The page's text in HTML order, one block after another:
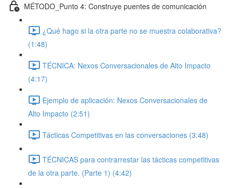
MÉTODO_Punto 4: Construye puentes de comunicación
¿Qué hago si la otra parte no se muestra colaborativa?
(1:48)
TÉCNICA: Nexos Conversacionales de Alto Impacto
(4:17)
Ejemplo de aplicación: Nexos Conversacionales de
Alto Impacto (2:51)
Tácticas Competitivas en las conversaciones (3:48)
TÉCNICAS para contrarrestar las tácticas competitivas
de la otra parte. (Parte 1) (4:42)